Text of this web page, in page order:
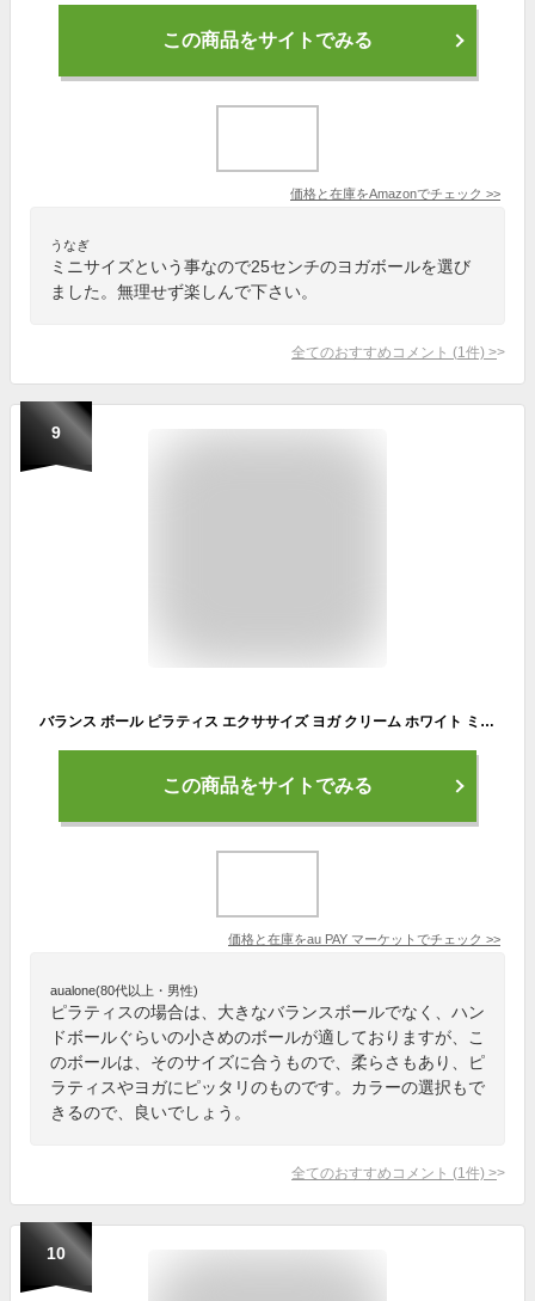
この商品をサイトでみる
価格と在庫をAmazonでチェック >>
うなぎ
ミニサイズという事なので25センチのヨガボールを選び
ました。無理せず楽しんで下さい。
全てのおすすめコメント (1 件) >
9
バランス ボール ピラティス エクササイズ ヨガ クリーム ホワイト ミニ 20cm-25cm 2個セット
この商品をサイトでみる
価格と在庫をau PAY マーケット でチェック >>
aualone(80代以上・男性)
ピラティスの場合は、大きなバランスボールでなく、ハン
ドボールぐらいの小さめのボールが適しておりますが、こ
のボールは、そのサイズに合うもので、柔らさもあり、ピ
ラティスやヨガにピッタリのものです。カラーの選択もで
きるので、良いでしょう。
全てのおすすめコメント (1 件) >
10